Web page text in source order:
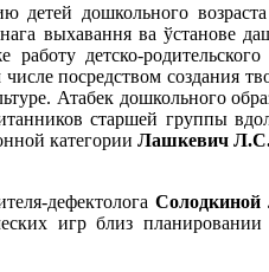
дошкольного возраста
выхавання ва ўстанове
работу детско-родительского
посредством создания
Атабек дошкольного
старшей группы
категории Лашкевич
дефектолога
игр близ